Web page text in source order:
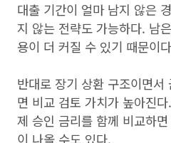
대출 기간이 얼마 남지 않은
지 않는 전략도 가능하다. 남
용이 더 커질 수 있기 때문이
반대로 장기 상환 구조이면
면 비교 검토 가치가 높아진
제 승인 금리를 함께 비교하
이 나올 수도 있다.